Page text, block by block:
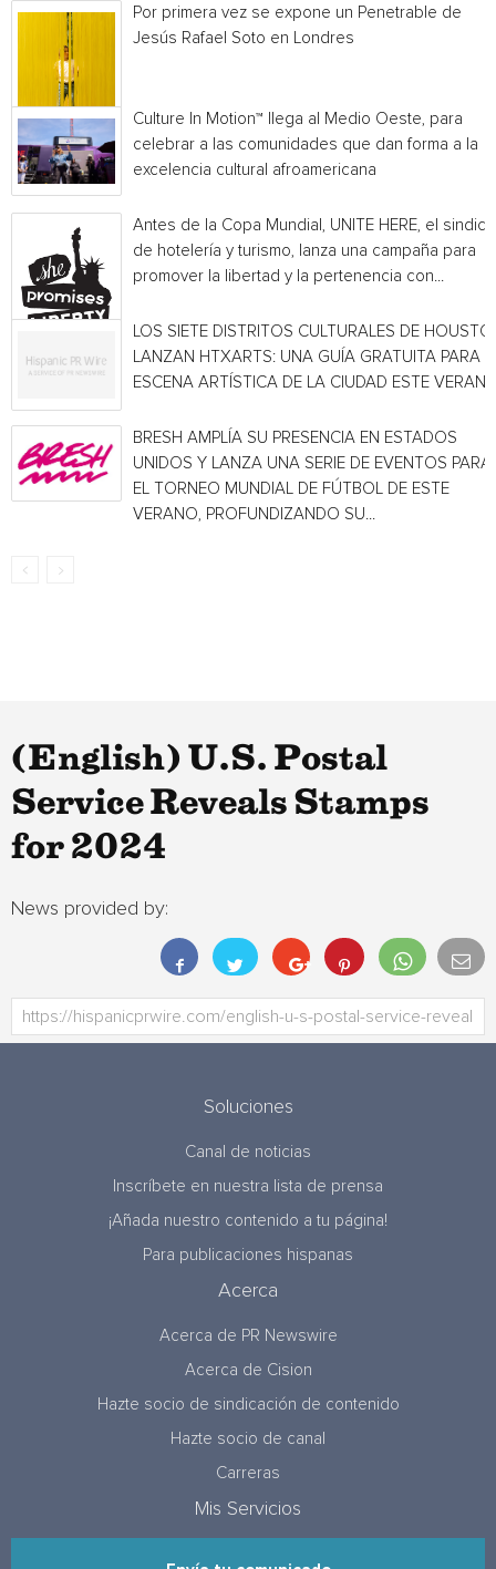
Por primera vez se expone un Penetrable de
Jesús Rafael Soto en Londres
Culture In Motion™ llega al Medio Oeste, para
celebrar a las comunidades que dan forma a la
excelencia cultural afroamericana
Antes de la Copa Mundial, UNITE HERE, el
de hotelería y turismo, lanza una campaña para
promover la libertad y la pertenencia con...
LOS SIETE DISTRITOS CULTURALES DE
LANZAN HTXARTS: UNA GUÍA GRATUITA PARA
ESCENA ARTÍSTICA DE LA CIUDAD ESTE
BRESH AMPLÍA SU PRESENCIA EN ESTADOS
UNIDOS Y LANZA UNA SERIE DE EVENTOS PARA
EL TORNEO MUNDIAL DE FÚTBOL DE ESTE
VERANO, PROFUNDIZANDO SU...
(English) U.S. Postal
Service Reveals Stamps
for 2024
News provided by:
Soluciones
Canal de noticias
Inscríbete en nuestra lista de prensa
¡Añada nuestro contenido a tu página!
Para publicaciones hispanas
Acerca
Acerca de PR Newswire
Acerca de Cision
Hazte socio de sindicación de contenido
Hazte socio de canal
Carreras
Mis Servicios